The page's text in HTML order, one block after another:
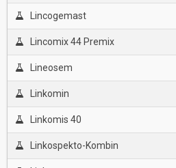
Lincogemast
Lincomix 44 Premix
Lineosem
Linkomin
Linkomis 40
Linkospekto-Kombin